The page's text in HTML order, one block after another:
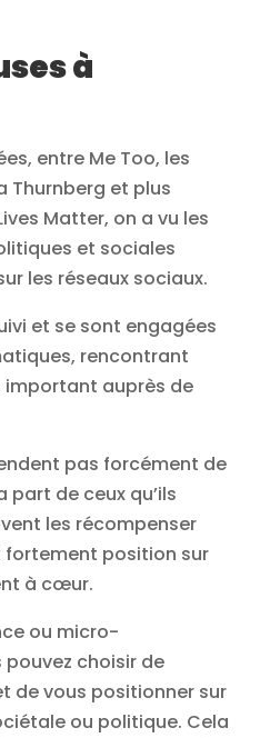
à
entre Me Too, les
Thurnberg et plus
Matter, on a vu les
et sociales
les réseaux sociaux.
et se sont engagées
rencontrant
important auprès de
pas forcément de
part de ceux qu’ils
les récompenser
fortement position sur
à cœur.
ou micro-
choisir de
de vous positionner sur
ou politique. Cela